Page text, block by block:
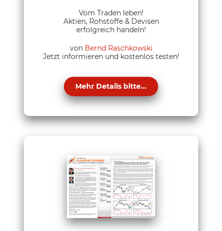
Vom Traden leben!
Aktien, Rohstoffe & Devisen
erfolgreich handeln!
von Bernd Raschkowski
Jetzt informieren und kostenlos testen!
Mehr Details bitte...